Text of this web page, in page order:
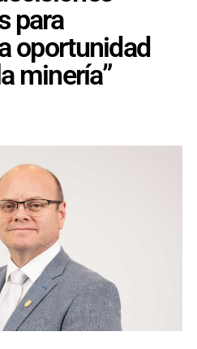
para
oportunidad
minería”